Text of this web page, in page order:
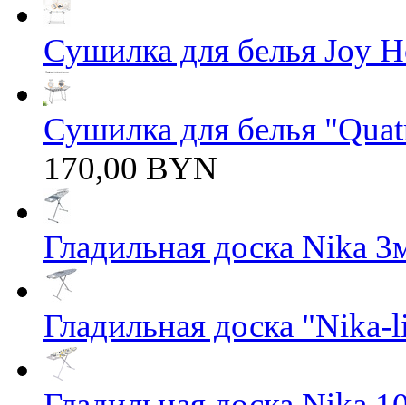
Сушилка для белья Joy
Сушилка для белья
170,00 BYN
Гладильная доска Nika
Гладильная доска